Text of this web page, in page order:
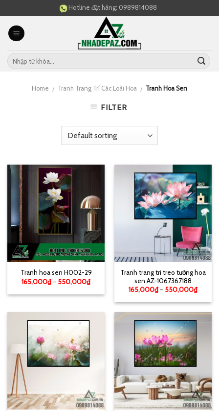
to
content
Hotline đặt hàng: 0989814088
Home / Tranh Trang Trí Các Loài Hoa / Tranh Hoa Sen
FILTER
Tranh hoa sen H002-29
165,000₫– 550,000₫
Tranh trang trí treo tường hoa
sen AZ-1067367188
165,000₫– 550,000₫